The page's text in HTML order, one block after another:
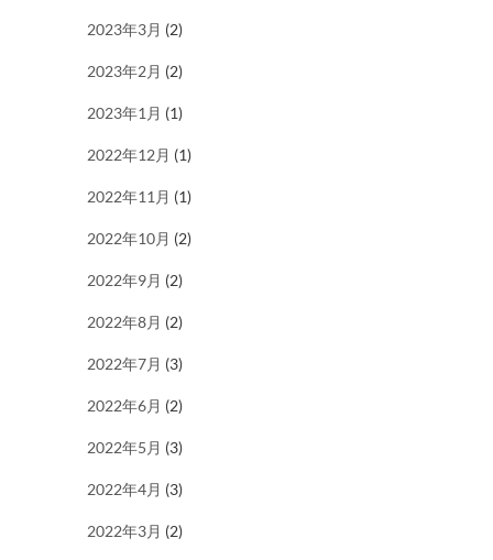
2023年3月 (2)
2023年2月 (2)
2023年1月 (1)
2022年12月 (1)
2022年11月 (1)
2022年10月 (2)
2022年9月 (2)
2022年8月 (2)
2022年7月 (3)
2022年6月 (2)
2022年5月 (3)
2022年4月 (3)
2022年3月 (2)